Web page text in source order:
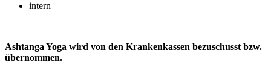
intern
Ashtanga Yoga wird von den Krankenkassen bezuschusst bzw.
übernommen.